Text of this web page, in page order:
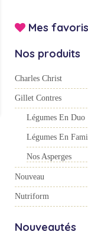
Mes favoris
Nos produits
Charles Christ
Gillet Contres
Légumes En Duo
Légumes En
Nos Asperges
Nouveau
Nutriform
Nouveautés